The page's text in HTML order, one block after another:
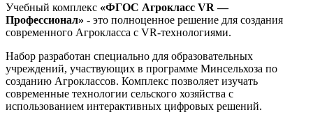
Учебный комплекс «ФГОС Агрокласс VR —
Профессионал» - это полноценное решение для создания
современного Агрокласса с VR-технологиями.
Набор разработан специально для образовательных
учреждений, участвующих в программе Минсельхоза по
созданию Агроклассов. Комплекс позволяет изучать
современные технологии сельского хозяйства с
использованием интерактивных цифровых решений.